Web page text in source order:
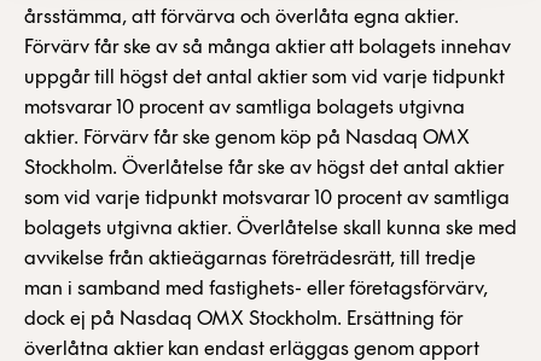
årsstämma, att förvärva och överlåta egna aktier.
Förvärv får ske av så många aktier att bolagets innehav
uppgår till högst det antal aktier som vid varje tidpunkt
motsvarar 10 procent av samtliga bolagets utgivna
aktier. Förvärv får ske genom köp på Nasdaq OMX
Stockholm. Överlåtelse får ske av högst det antal aktier
som vid varje tidpunkt motsvarar 10 procent av samtliga
bolagets utgivna aktier. Överlåtelse skall kunna ske med
avvikelse från aktieägarnas företrädesrätt, till tredje
man i samband med fastighets- eller företagsförvärv,
dock ej på Nasdaq OMX Stockholm. Ersättning för
överlåtna aktier kan endast erläggas genom apport